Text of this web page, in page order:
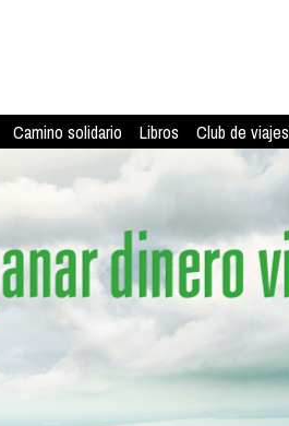
Camino solidario Libros Club de viajes